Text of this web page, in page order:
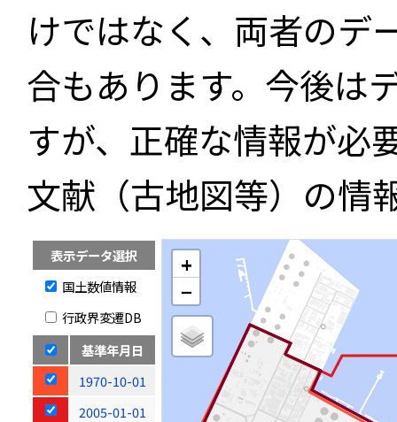
けではなく、両者のデ
合もあります。今後は
すが、正確な情報が必
文献（古地図等）の情
表示データ選択
国土数値情報
行政界変遷DB
基準年月日
1970-10-01
2005-01-01
+
−